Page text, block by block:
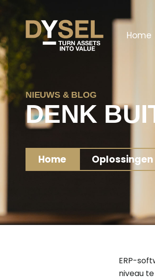
Home
NIEUWS & BLOG
DENK
Home Oplossingen
ERP-
niveau